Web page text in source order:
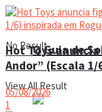
O Guia de
No Result
View All Result
Hot Toys
Andor” (Escala
05/08/2026
1